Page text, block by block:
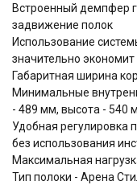
Встроенный демпфер
задвижение полок
Использование
значительно
Габаритная ширина
Минимальные
- 489 мм, высота - 540
Удобная регулировка
без использования
Максимальная
Тип полоки - Арена